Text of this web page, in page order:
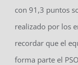
con 91,3 puntos
realizado por los
recordar que el
forma parte el